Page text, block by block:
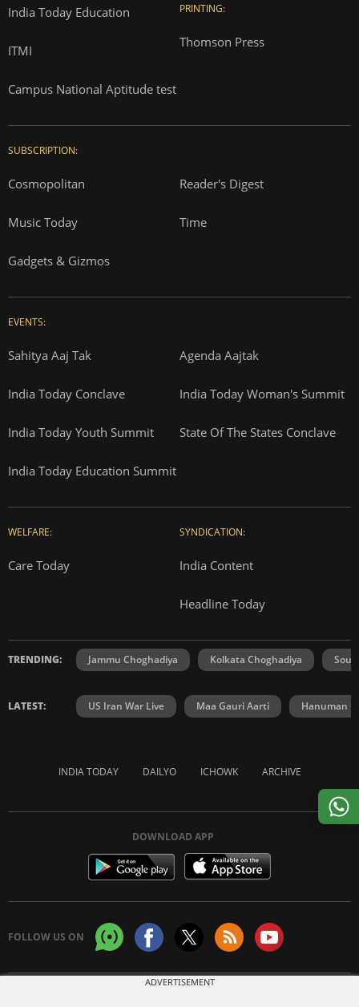
India Today Education
ITMI
Campus National Aptitude test
PRINTING:
Thomson Press
SUBSCRIPTION:
Cosmopolitan Reader's Digest
Music Today Time
Gadgets & Gizmos
EVENTS:
Sahitya Aaj Tak Agenda Aajtak
India Today Conclave India Today Woman's Summit
India Today Youth Summit State Of The States Conclave
India Today Education Summit
WELFARE:
Care Today
SYNDICATION:
India Content
Headline Today
TRENDING: Jammu Choghadiya Kolkata Choghadiya
LATEST: US Iran War Live Maa Gauri Aarti Hanuman
INDIA TODAY DAILYO ICHOWK ARCHIVE
DOWNLOAD APP
FOLLOW US ON
ADVERTISEMENT